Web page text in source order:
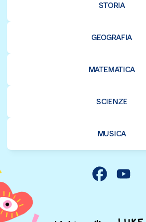
STORIA
GEOGRAFIA
MATEMATICA
SCIENZE
MUSICA